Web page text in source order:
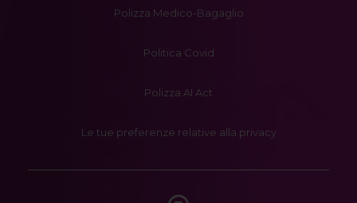
Polizza Medico-Bagaglio
Politica Covid
Polizza AI Act
Le tue preferenze relative alla privacy